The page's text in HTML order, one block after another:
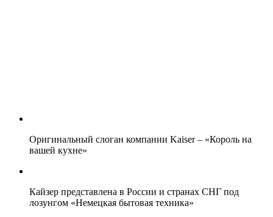
Оригинальный слоган компании Kaiser – «Король на
вашей кухне»
Кайзер представлена в России и странах СНГ под
лозунгом «Немецкая бытовая техника»